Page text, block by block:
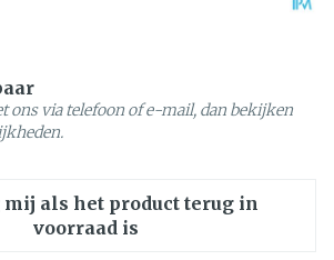
als het product terug in
voorraad is
ons via telefoon of e-mail, dan bekijken